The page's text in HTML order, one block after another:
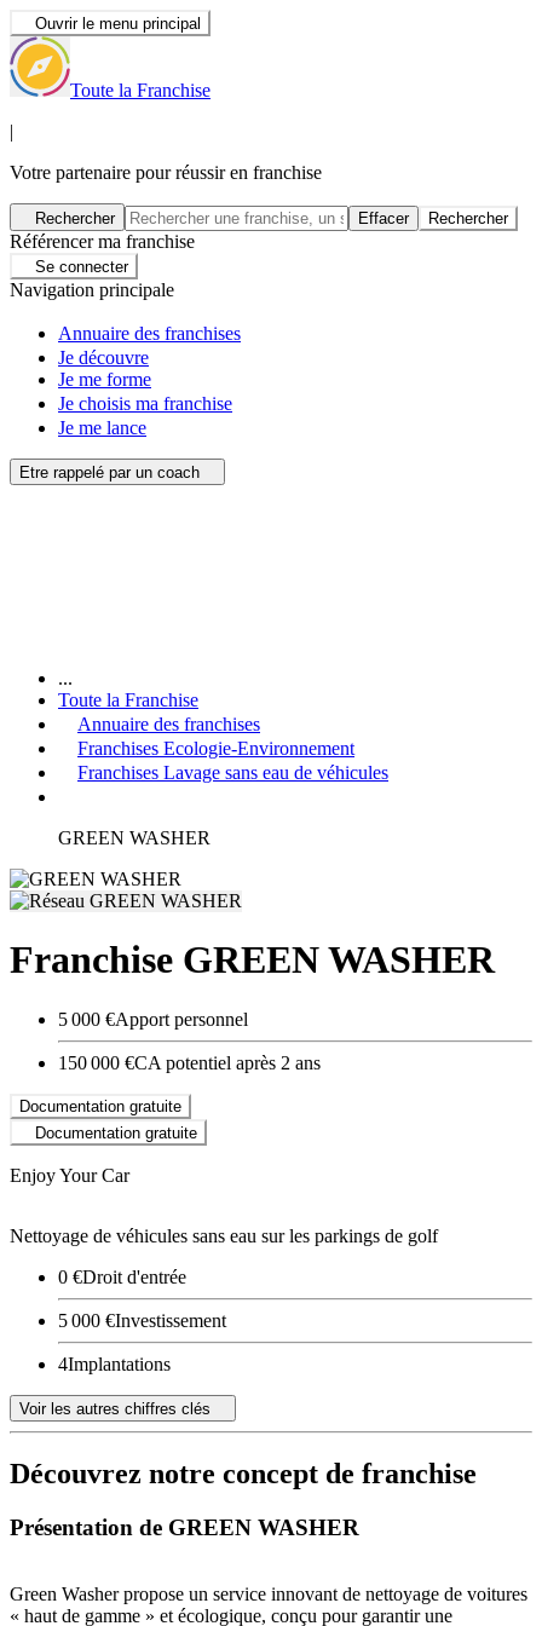
Ouvrir le menu principal
Toute la Franchise
|
Votre partenaire pour réussir en franchise
Rechercher Effacer Rechercher
Référencer ma franchise
Se connecter
Navigation principale
Annuaire des franchises
Je découvre
Je me forme
Je choisis ma franchise
Je me lance
Etre rappelé par un coach
...
Toute la Franchise
Annuaire des franchises
Franchises Ecologie-Environnement
Franchises Lavage sans eau de véhicules
GREEN WASHER
Franchise GREEN WASHER
5 000 €Apport personnel
150 000 €CA potentiel après 2 ans
Documentation gratuite
Documentation gratuite
Enjoy Your Car
Nettoyage de véhicules sans eau sur les parkings de golf
0 €Droit d'entrée
5 000 €Investissement
4Implantations
Voir les autres chiffres clés
Découvrez notre concept de franchise
Présentation de GREEN WASHER
Green Washer propose un service innovant de nettoyage de voitures
« haut de gamme » et écologique, conçu pour garantir une